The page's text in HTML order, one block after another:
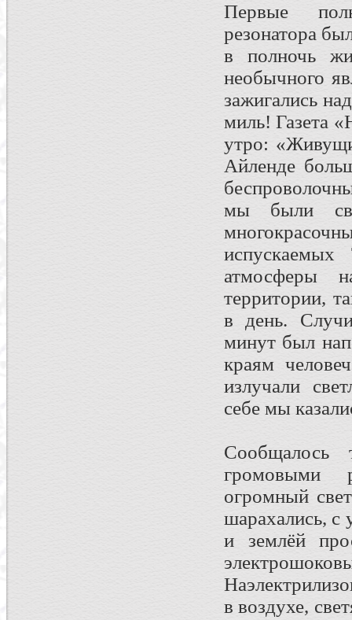
Первые
резонатора
в полночь
необычного
зажигались
миль! Газета
утро:
Айленде
мы были
испускаемых
атмосферы
территории,
в день.
минут был
краям
излучали
себе мы
Сообщалось
громовыми
огромный
шарахались, с
и землёй
в воздухе,